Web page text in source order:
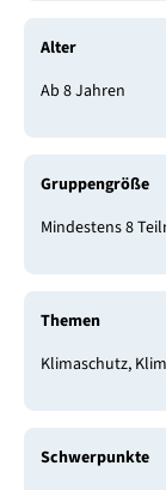
Alter
Ab 8 Jahren
Gruppengröße
Mindestens 8
Themen
Klimaschutz,
Schwerpunkte